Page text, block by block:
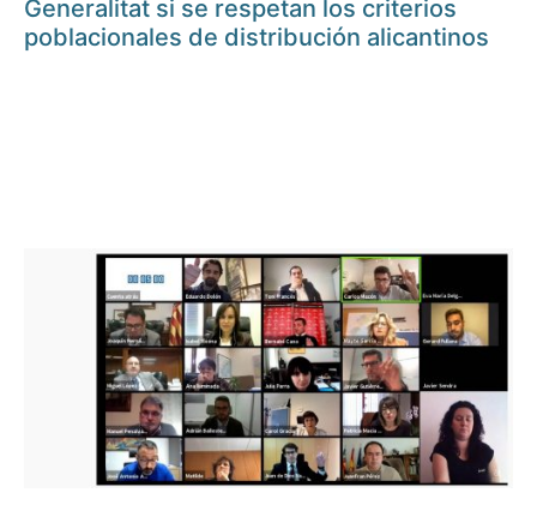
Generalitat si se respetan los criterios
poblacionales de distribución alicantinos